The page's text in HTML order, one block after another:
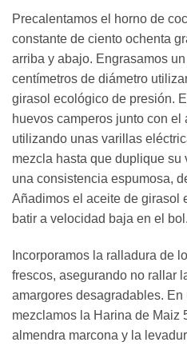
Precalentamos el horno de
constante de ciento ochenta
arriba y abajo. Engrasamos
centímetros de diámetro
girasol ecológico de presión.
huevos camperos junto con el
utilizando unas varillas
mezcla hasta que duplique
una consistencia espumosa,
Añadimos el aceite de girasol
batir a velocidad baja en el bol.
Incorporamos la ralladura de
frescos, asegurando no rallar
amargores desagradables. En
mezclamos la Harina de Maiz
almendra marcona y la